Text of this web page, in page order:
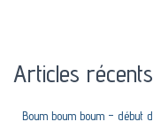
Articles récents
Boum boum boum – début